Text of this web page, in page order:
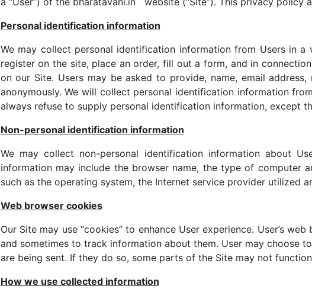
Personal identification information
We may collect personal identification information from Users in
register on the site, place an order, fill out a form, and in
on our Site. Users may be asked to provide, name, email
anonymously. We will collect personal identification information
always refuse to supply personal identification information, except
Non-personal identification information
We may collect non-personal identification information about
information may include the browser name, the type of computer
such as the operating system, the Internet service provider utilized
Web browser cookies
Our Site may use “cookies” to enhance User experience. User’s
and sometimes to track information about them. User may choose
are being sent. If they do so, some parts of the Site may not
How we use collected information